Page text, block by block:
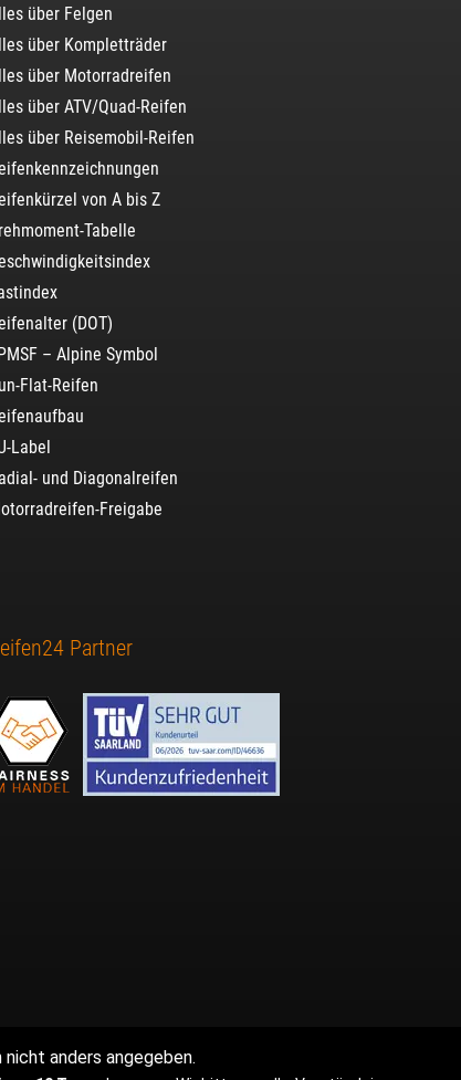
über Felgen
über Kompletträder
über Motorradreifen
über ATV/Quad-Reifen
über Reisemobil-Reifen
von A bis Z
Tabelle
(DOT)
– Alpine Symbol
Flat-Reifen
Label
und Diagonalreifen
Freigabe
Partner
anders angegeben.